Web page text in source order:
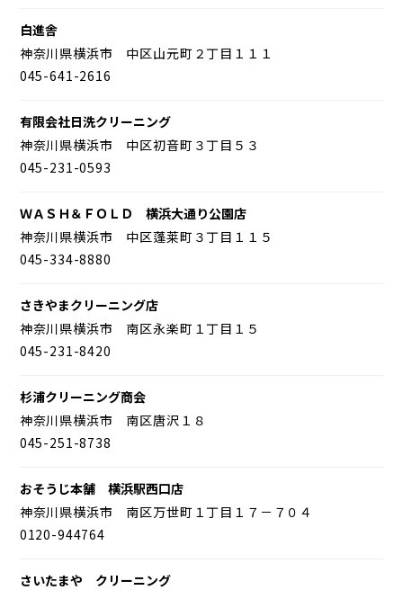
白進舎
神奈川県横浜市 中区山元町２丁目１１１
045-641-2616
有限会社日洗クリーニング
神奈川県横浜市 中区初音町３丁目５３
045-231-0593
ＷＡＳＨ＆ＦＯＬＤ 横浜大通り公園店
神奈川県横浜市 中区蓬莱町３丁目１１５
045-334-8880
さきやまクリーニング店
神奈川県横浜市 南区永楽町１丁目１５
045-231-8420
杉浦クリーニング商会
神奈川県横浜市 南区唐沢１８
045-251-8738
おそうじ本舗 横浜駅西口店
神奈川県横浜市 南区万世町１丁目１７－７０４
0120-944764
さいたまや クリーニング